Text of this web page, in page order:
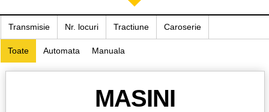
Transmisie Nr. locuri Tractiune Caroserie
Toate Automata Manuala
MASINI